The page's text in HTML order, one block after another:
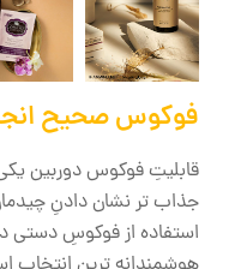
فوکوس صحیح
قابلیتِ فوکوس دوربین
جذاب تر نشان دادنِ
استفاده از فوکوسِ دستی